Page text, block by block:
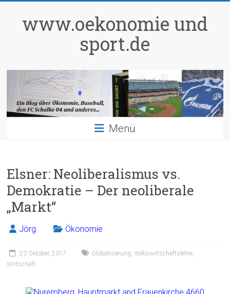
springenwww.oekonomie und
sport.de
Menü
Elsner: Neoliberalismus vs.
Demokratie – Der neoliberale
„Markt“
Jörg Ökonomie
23 Oktober, 2017 Globalisierung,Volkswirtschaftslehre,
Wirtschaft